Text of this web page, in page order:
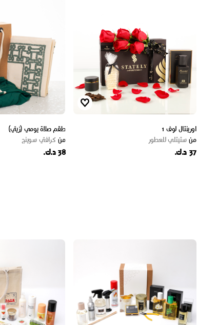
اورينتال لوڤ 1
منستيتلي للعطور
37 د.ك.
طقم صلاة يومي (زيتي)
من كرافتي سوينج
38 د.ك.